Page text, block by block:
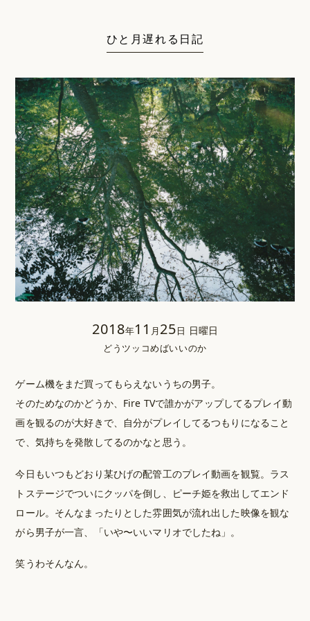
ひと月遅れる日記
2018年11 月25日 日曜日
どうツッコめばいいのか
ゲーム機をまだ買ってもらえないうちの男子。
そのためなのかどうか、Fire TVで誰かがアップしてるプレイ動
画を観るのが大好きで、自分がプレイしてるつもりになること
で、気持ちを発散してるのかなと思う。
今日もいつもどおり某ひげの配管工のプレイ動画を観覧。ラス
トステージでついにクッパを倒し、ピーチ姫を救出してエンド
ロール。そんなまったりとした雰囲気が流れ出した映像を観な
がら男子が一言、「いや〜いいマリオでしたね」。
笑うわそんなん。